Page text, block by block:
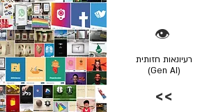
👁️
רעיונאות חזותית
(Gen AI)
>>